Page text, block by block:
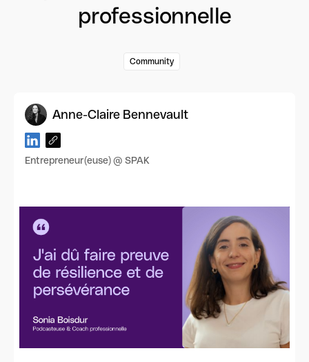
professionnelle
Community
Anne-Claire Bennevault
Entrepreneur(euse) @ SPAK